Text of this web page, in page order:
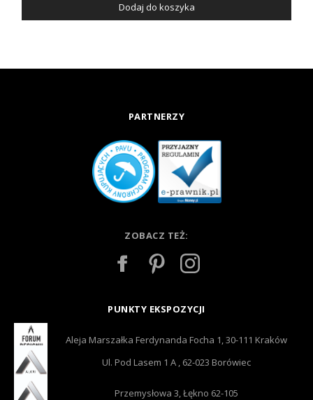
Dodaj do koszyka
PARTNERZY
ZOBACZ TEŻ:
PUNKTY EKSPOZYCJI
Aleja Marszałka Ferdynanda Focha 1, 30-111 Kraków
Ul. Pod Lasem 1 A , 62-023 Borówiec
Przemysłowa 3, Łękno 62-105